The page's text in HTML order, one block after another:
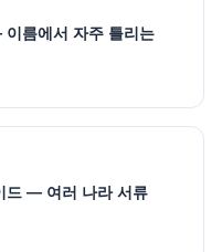
름에서 자주 틀리는
드 — 여러 나라 서류